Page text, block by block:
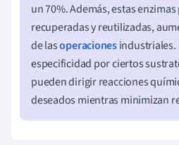
un 70%. Además, estas
recuperadas y reutilizadas,
de lasoperacionesindustriales.
especificidad por ciertos
pueden dirigir reacciones
deseados mientras minimizan